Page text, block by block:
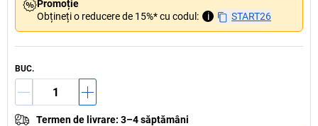
Promoție
Obțineți o reducere de 15%* cu codul:
i START26
BUC.
Termen de livrare: 3–4 săptămâni